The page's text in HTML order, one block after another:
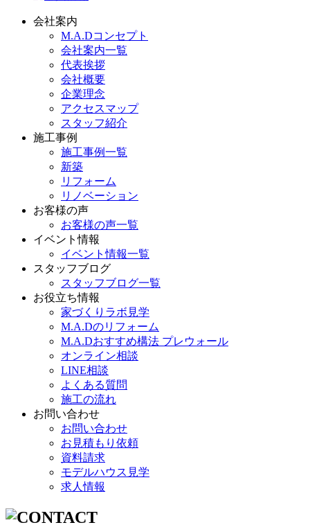
会社案内
M.A.Dコンセプト
会社案内一覧
代表挨拶
会社概要
企業理念
アクセスマップ
スタッフ紹介
施工事例
施工事例一覧
新築
リフォーム
リノベーション
お客様の声
お客様の声一覧
イベント情報
イベント情報一覧
スタッフブログ
スタッフブログ一覧
お役立ち情報
家づくりラボ見学
M.A.Dのリフォーム
M.A.Dおすすめ構法 プレウォール
オンライン相談
LINE相談
よくある質問
施工の流れ
お問い合わせ
お問い合わせ
お見積もり依頼
資料請求
モデルハウス見学
求人情報